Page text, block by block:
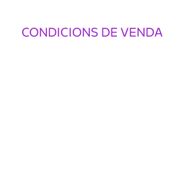
CONDICIONS DE VENDA